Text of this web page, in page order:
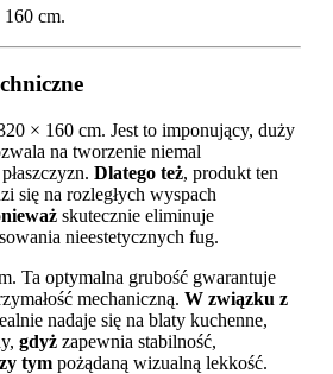
cm.
× 160 cm. Jest to imponujący, duży
na tworzenie niemal
Dlatego też, produkt ten
się na rozległych wyspach
skutecznie eliminuje
nieestetycznych fug.
Ta optymalna grubość gwarantuje
mechaniczną.W związku z
nadaje się na blaty kuchenne,
gdyż zapewnia stabilność,
tym pożądaną wizualną lekkość.